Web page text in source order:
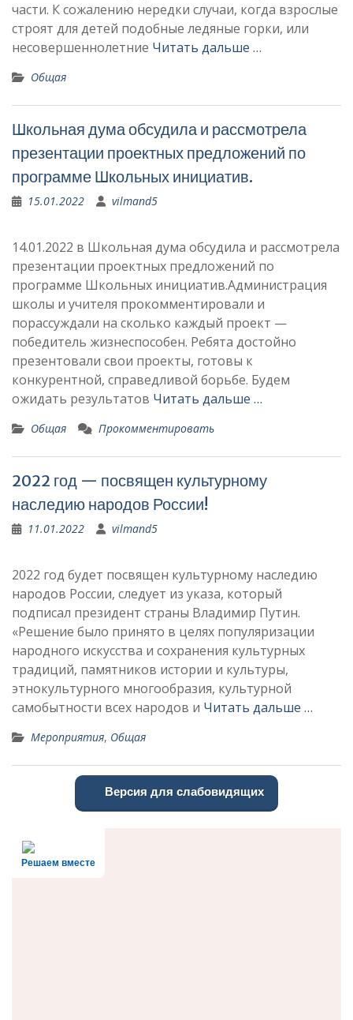
части. К сожалению нередки случаи, когда взрослые
строят для детей подобные ледяные горки, или
несовершеннолетние Читать дальше …
Общая
Школьная дума обсудила и рассмотрела
презентации проектных предложений по
программе Школьных инициатив.
15.01.2022 vilmand5
14.01.2022 в Школьная дума обсудила и рассмотрела
презентации проектных предложений по
программе Школьных инициатив.Администрация
школы и учителя прокомментировали и
порассуждали на сколько каждый проект —
победитель жизнеспособен. Ребята достойно
презентовали свои проекты, готовы к
конкурентной, справедливой борьбе. Будем
ожидать результатов Читать дальше …
Общая Прокомментировать
2022 год — посвящен культурному
наследию народов России!
11.01.2022 vilmand5
2022 год будет посвящен культурному наследию
народов России, следует из указа, который
подписал президент страны Владимир Путин.
«Решение было принято в целях популяризации
народного искусства и сохранения культурных
традиций, памятников истории и культуры,
этнокультурного многообразия, культурной
самобытности всех народов и Читать дальше …
Мероприятия, Общая
Версия для слабовидящих
Решаем вместе